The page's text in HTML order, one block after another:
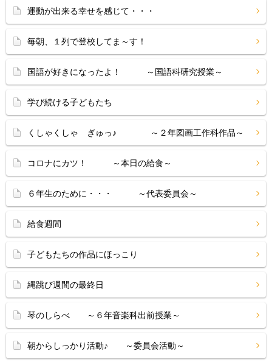
運動が出来る幸せを感じて・・・
毎朝、１列で登校してま～す！
国語が好きになったよ！ ～国語科研究授業～
学び続ける子どもたち
くしゃくしゃ ぎゅっ♪ ～２年図画工作科作品～
コロナにカツ！ ～本日の給食～
６年生のために・・・ ～代表委員会～
給食週間
子どもたちの作品にほっこり
縄跳び週間の最終日
琴のしらべ ～６年音楽科出前授業～
朝からしっかり活動♪ ～委員会活動～